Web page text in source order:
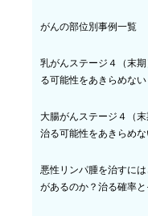
がんの部位別事例一覧
乳がんステージ４（末
る可能性をあきらめない
大腸がんステージ４（
治る可能性をあきらめ
悪性リンパ腫を治すに
があるのか？治る確率